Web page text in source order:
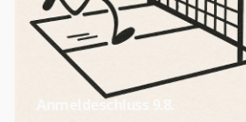
Anmeldeschluss